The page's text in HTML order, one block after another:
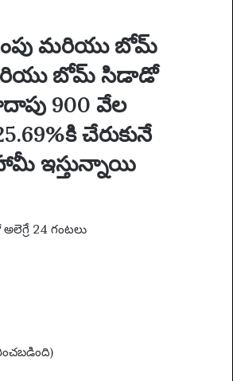
మరియు బోమ్
బోమ్ సిడాడో
900 వేల
చేరుకునే
హామీ ఇస్తున్నాయి
24 గంటలు